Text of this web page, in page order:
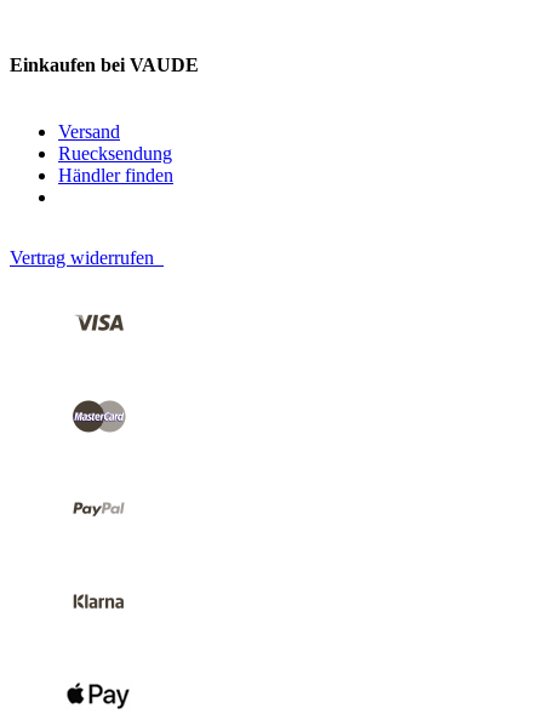
Einkaufen bei VAUDE
Versand
Ruecksendung
Händler finden
Vertrag widerrufen